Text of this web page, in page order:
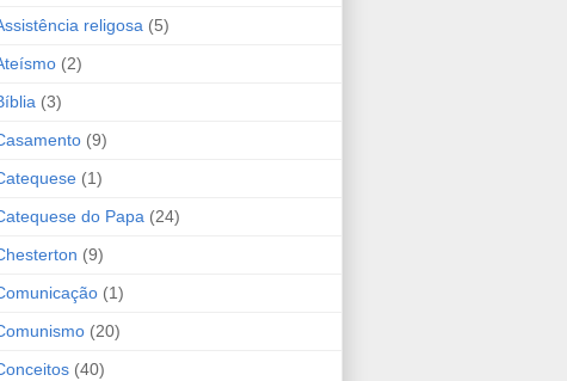
religosa (5)
(2)
(3)
(9)
(1)
do Papa (24)
(9)
(1)
(20)
(40)